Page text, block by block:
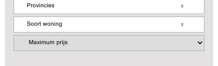
Provincies
Soort woning